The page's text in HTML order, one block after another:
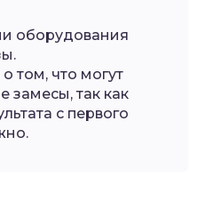
оборудования
том, что могут
замесы, так как
с первого